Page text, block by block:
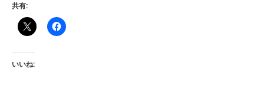
共有:
いいね: